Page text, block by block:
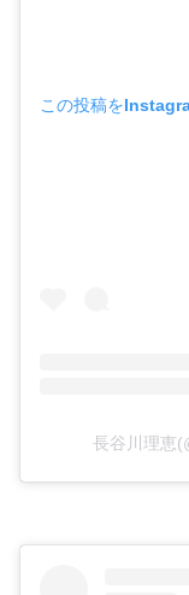
この投稿を
長谷川理恵